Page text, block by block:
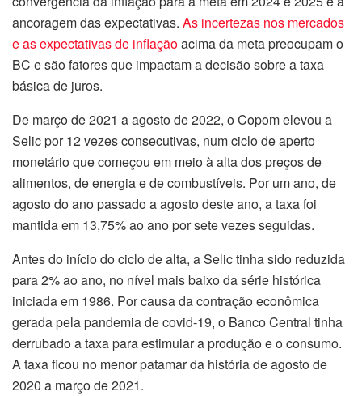
ancoragem das expectativas. As incertezas nos mercados
e as expectativas de inflaçãoacima da meta preocupam o
BC e são fatores que impactam a decisão sobre a taxa
básica de juros.
De março de 2021 a agosto de 2022, o Copom elevou a
Selic por 12 vezes consecutivas, num ciclo de aperto
monetário que começou em meio à alta dos preços de
alimentos, de energia e de combustíveis. Por um ano, de
agosto do ano passado a agosto deste ano, a taxa foi
mantida em 13,75% ao ano por sete vezes seguidas.
Antes do início do ciclo de alta, a Selic tinha sido reduzida
para 2% ao ano, no nível mais baixo da série histórica
iniciada em 1986. Por causa da contração econômica
gerada pela pandemia de covid-19, o Banco Central tinha
derrubado a taxa para estimular a produção e o consumo.
A taxa ficou no menor patamar da história de agosto de
2020 a março de 2021.